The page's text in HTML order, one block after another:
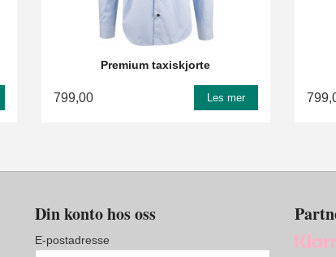
Premium taxiskjorte
799,00 Les mer
Din konto hos oss
E-postadresse